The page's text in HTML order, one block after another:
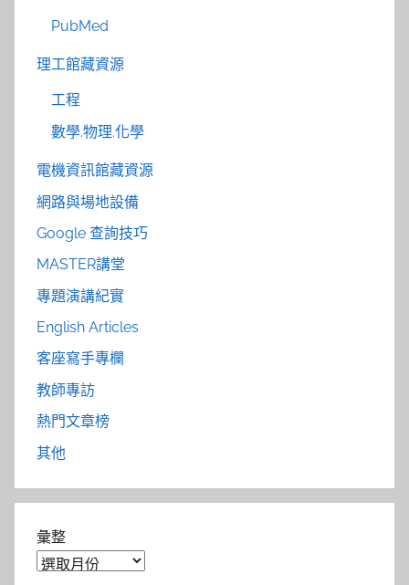
PubMed
理工館藏資源
工程
數學.物理.化學
電機資訊館藏資源
網路與場地設備
Google 查詢技巧
MASTER講堂
專題演講紀實
English Articles
客座寫手專欄
教師專訪
熱門文章榜
其他
彙整